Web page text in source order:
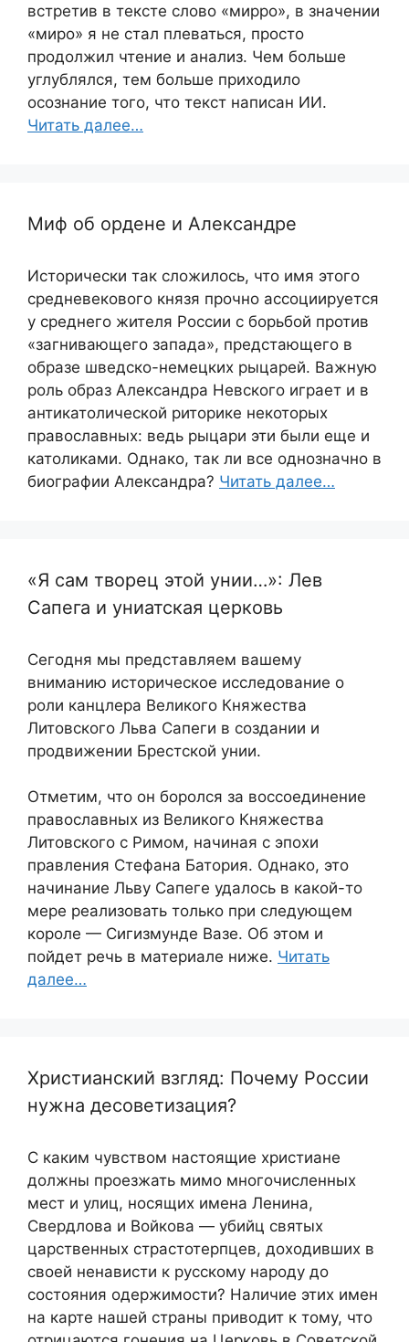
встретив в тексте слово «мирро», в значении
«миро» я не стал плеваться, просто
продолжил чтение и анализ. Чем больше
углублялся, тем больше приходило
осознание того, что текст написан ИИ.
Читать далее…
Миф об ордене и Александре
Исторически так сложилось, что имя этого
средневекового князя прочно ассоциируется
у среднего жителя России с борьбой против
«загнивающего запада», предстающего в
образе шведско-немецких рыцарей. Важную
роль образ Александра Невского играет и в
антикатолической риторике некоторых
православных: ведь рыцари эти были еще и
католиками. Однако, так ли все однозначно в
биографии Александра? Читать далее…
«Я сам творец этой унии…»: Лев
Сапега и униатская церковь
Сегодня мы представляем вашему
вниманию историческое исследование о
роли канцлера Великого Княжества
Литовского Льва Сапеги в создании и
продвижении Брестской унии.
Отметим, что он боролся за воссоединение
православных из Великого Княжества
Литовского с Римом, начиная с эпохи
правления Стефана Батория. Однако, это
начинание Льву Сапеге удалось в какой-то
мере реализовать только при следующем
короле — Сигизмунде Вазе. Об этом и
пойдет речь в материале ниже. Читать
далее…
Христианский взгляд: Почему России
нужна десоветизация?
С каким чувством настоящие христиане
должны проезжать мимо многочисленных
мест и улиц, носящих имена Ленина,
Свердлова и Войкова — убийц святых
царственных страстотерпцев, доходивших в
своей ненависти к русскому народу до
состояния одержимости? Наличие этих имен
на карте нашей страны приводит к тому, что